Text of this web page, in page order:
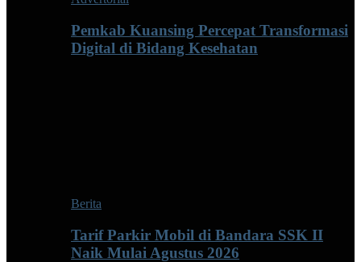
Pemkab Kuansing Percepat Transformasi
Digital di Bidang Kesehatan
Berita
Tarif Parkir Mobil di Bandara SSK II
Naik Mulai Agustus 2026